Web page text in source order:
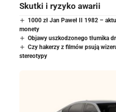
Skutki i ryzyko awarii
1000 zł Jan Paweł II 1982 –
monety
Objawy uszkodzonego tłumika
Czy hakerzy z filmów psują
stereotypy